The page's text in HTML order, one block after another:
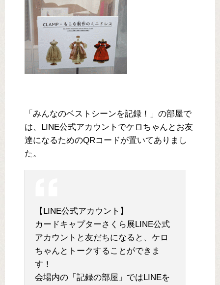
「みんなのベストシーンを記録！」の部屋で
は、LINE公式アカウントでケロちゃんとお友
達になるためのQRコードが置いてありまし
た。
【LINE公式アカウント】
カードキャプターさくら展LINE公式
アカウントと友だちになると、ケロ
ちゃんとトークすることができま
す！
会場内の「記録の部屋」ではLINEを